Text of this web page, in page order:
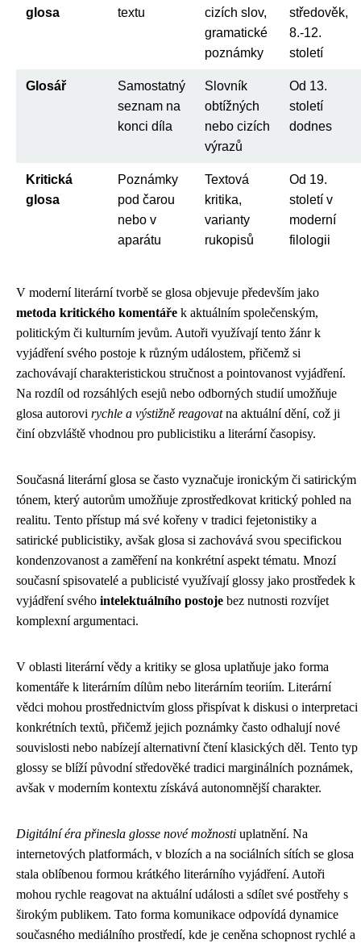
glosa textu
cizích slov,
gramatické
poznámky
středověk,
8.-12.
století
Glosář
Samostatný
seznam na
konci díla
Slovník
obtížných
nebo cizích
výrazů
Od 13.
století
dodnes
Kritická
glosa
Poznámky
pod čarou
nebo v
aparátu
Textová
kritika,
varianty
rukopisů
Od 19.
století v
moderní
filologii
V moderní literární tvorbě se glosa objevuje především jako
metoda kritického komentáře k aktuálním společenským,
politickým či kulturním jevům. Autoři využívají tento žánr k
vyjádření svého postoje k různým událostem, přičemž si
zachovávají charakteristickou stručnost a pointovanost vyjádření.
Na rozdíl od rozsáhlých esejů nebo odborných studií umožňuje
glosa autorovi rychle a výstižně reagovatna aktuální dění, což ji
činí obzvláště vhodnou pro publicistiku a literární časopisy.
Současná literární glosa se často vyznačuje ironickým či satirickým
tónem, který autorům umožňuje zprostředkovat kritický pohled na
realitu. Tento přístup má své kořeny v tradici fejetonistiky a
satirické publicistiky, avšak glosa si zachovává svou specifickou
kondenzovanost a zaměření na konkrétní aspekt tématu. Mnozí
současní spisovatelé a publicisté využívají glossy jako prostředek k
vyjádření svého intelektuálního postoje bez nutnosti rozvíjet
komplexní argumentaci.
V oblasti literární vědy a kritiky se glosa uplatňuje jako forma
komentáře k literárním dílům nebo literárním teoriím. Literární
vědci mohou prostřednictvím gloss přispívat k diskusi o interpretaci
konkrétních textů, přičemž jejich poznámky často odhalují nové
souvislosti nebo nabízejí alternativní čtení klasických děl. Tento typ
glossy se blíží původní středověké tradici marginálních poznámek,
avšak v moderním kontextu získává autonomnější charakter.
Digitální éra přinesla glosse nové možnosti uplatnění. Na
internetových platformách, v blozích a na sociálních sítích se glosa
stala oblíbenou formou krátkého literárního vyjádření. Autoři
mohou rychle reagovat na aktuální události a sdílet své postřehy s
širokým publikem. Tato forma komunikace odpovídá dynamice
současného mediálního prostředí, kde je ceněna schopnost rychlé a